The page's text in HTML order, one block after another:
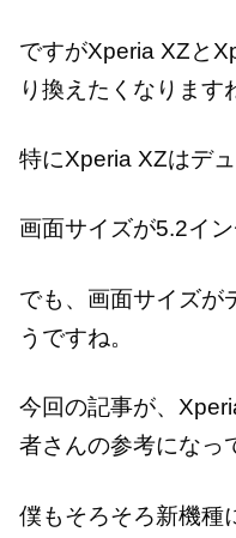
ですがXperia XZと
り換えたくなります
特にXperia XZはデ
画面サイズが5.2イ
でも、画面サイズが
うですね。
今回の記事が、
者さんの参考になっ
僕もそろそろ新機種